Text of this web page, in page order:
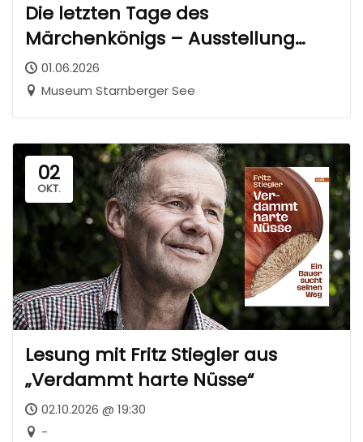
Die letzten Tage des
Märchenkönigs – Ausstellung
über König Ludwig II. in Starnberg
01.06.2026
Museum Starnberger See
02
OKT.
Lesung mit Fritz Stiegler aus
„Verdammt harte Nüsse“
02.10.2026 @ 19:30
-